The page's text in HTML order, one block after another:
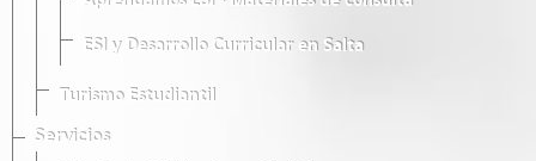
ESI y Desarrollo Curricular en Salta
Turismo Estudiantil
Servicios